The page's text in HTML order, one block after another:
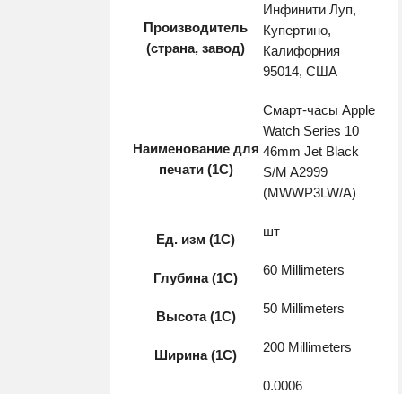
Производитель
(страна, завод)
Инфинити Луп,
Купертино,
Калифорния
95014, США
Наименование для
печати (1С)
Смарт-часы Apple
Watch Series 10
46mm Jet Black
S/M A2999
(MWWP3LW/A)
Ед. изм (1С)
шт
Глубина (1С)
60 Millimeters
Высота (1С)
50 Millimeters
Ширина (1С)
200 Millimeters
0.0006